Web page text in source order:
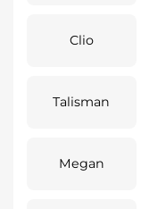
Clio
Talisman
Megan